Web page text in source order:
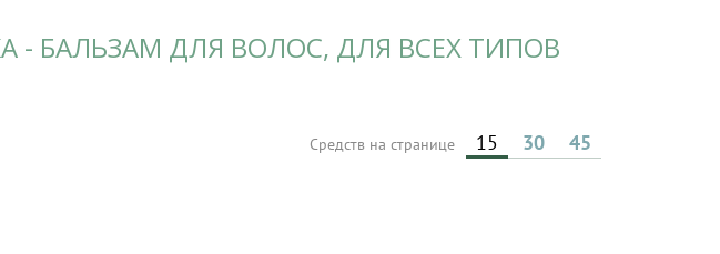
- БАЛЬЗАМ ДЛЯ ВОЛОС, ДЛЯ ВСЕХ ТИПОВ
Средств на странице 15 30 45